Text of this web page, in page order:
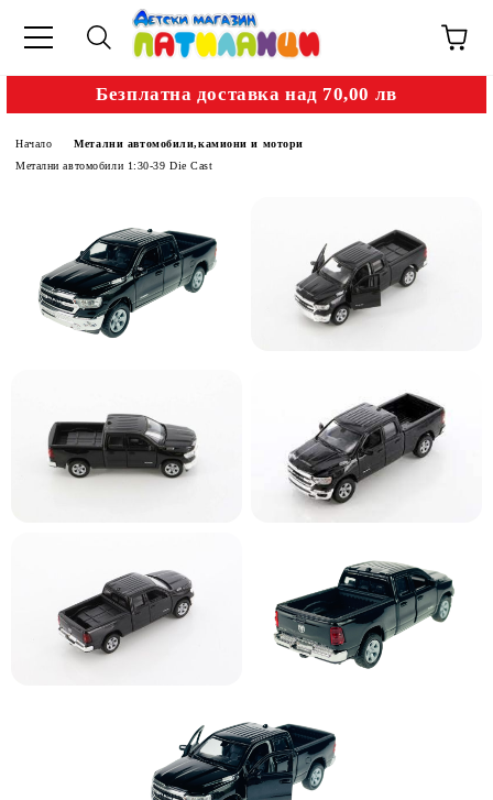
Безплатна доставка над 70,00 лв
Начало
Метални автомобили,камиони и мотори
Метални автомобили 1:30-39 Die Cast